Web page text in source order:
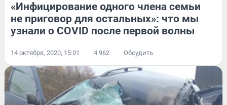
«Инфицирование одного члена семьи
не приговор для остальных»: что мы
узнали о COVID после первой волны
14 октября, 2020, 15:01 4 962 Обсудить